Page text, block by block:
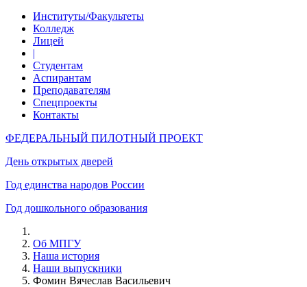
Институты/Факультеты
Колледж
Лицей
|
Студентам
Аспирантам
Преподавателям
Спецпроекты
Контакты
ФЕДЕРАЛЬНЫЙ ПИЛОТНЫЙ ПРОЕКТ
День открытых дверей
Год единства народов России
Год дошкольного образования
Об МПГУ
Наша история
Наши выпускники
Фомин Вячеслав Васильевич